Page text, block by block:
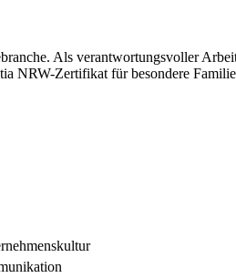
Als verantwortungsvoller
NRW-Zertifikat für besondere